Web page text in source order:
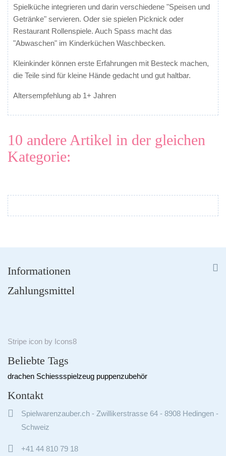
Spielküche integrieren und darin verschiedene "Speisen und
Getränke" servieren. Oder sie spielen Picknick oder
Restaurant Rollenspiele. Auch Spass macht das
"Abwaschen" im Kinderküchen Waschbecken.
Kleinkinder können erste Erfahrungen mit Besteck machen,
die Teile sind für kleine Hände gedacht und gut haltbar.
Altersempfehlung ab 1+ Jahren
10 andere Artikel in der gleichen
Kategorie:
Informationen 

Zahlungsmittel
Stripe icon by Icons8
Beliebte Tags
drachen Schiessspielzeug puppenzubehör
Kontakt

Spielwarenzauber.ch - Zwillikerstrasse 64 - 8908 Hedingen -
Schweiz
 +41 44 810 79 18